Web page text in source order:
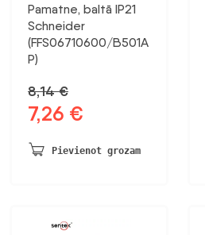
Pamatne, baltā IP21
Schneider
(FFS06710600/B501A
P)
8,14€
Sākotnējā
bija:
7,26 €
ir:
Pievienot grozam